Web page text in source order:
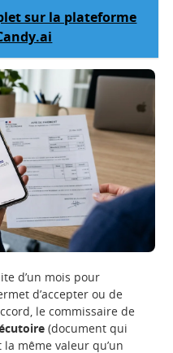
sur la plateforme
d’un mois pour
d’accepter ou de
le commissaire de
(document qui
même valeur qu’un